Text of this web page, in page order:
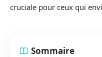
cruciale pour ceux qui
Sommaire